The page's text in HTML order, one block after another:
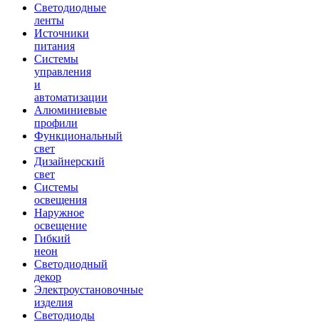
Светодиодные
ленты
Источники
питания
Системы
управления
и
автоматизации
Алюминиевые
профили
Функциональный
свет
Дизайнерский
свет
Системы
освещения
Наружное
освещение
Гибкий
неон
Светодиодный
декор
Электроустановочные
изделия
Светодиоды